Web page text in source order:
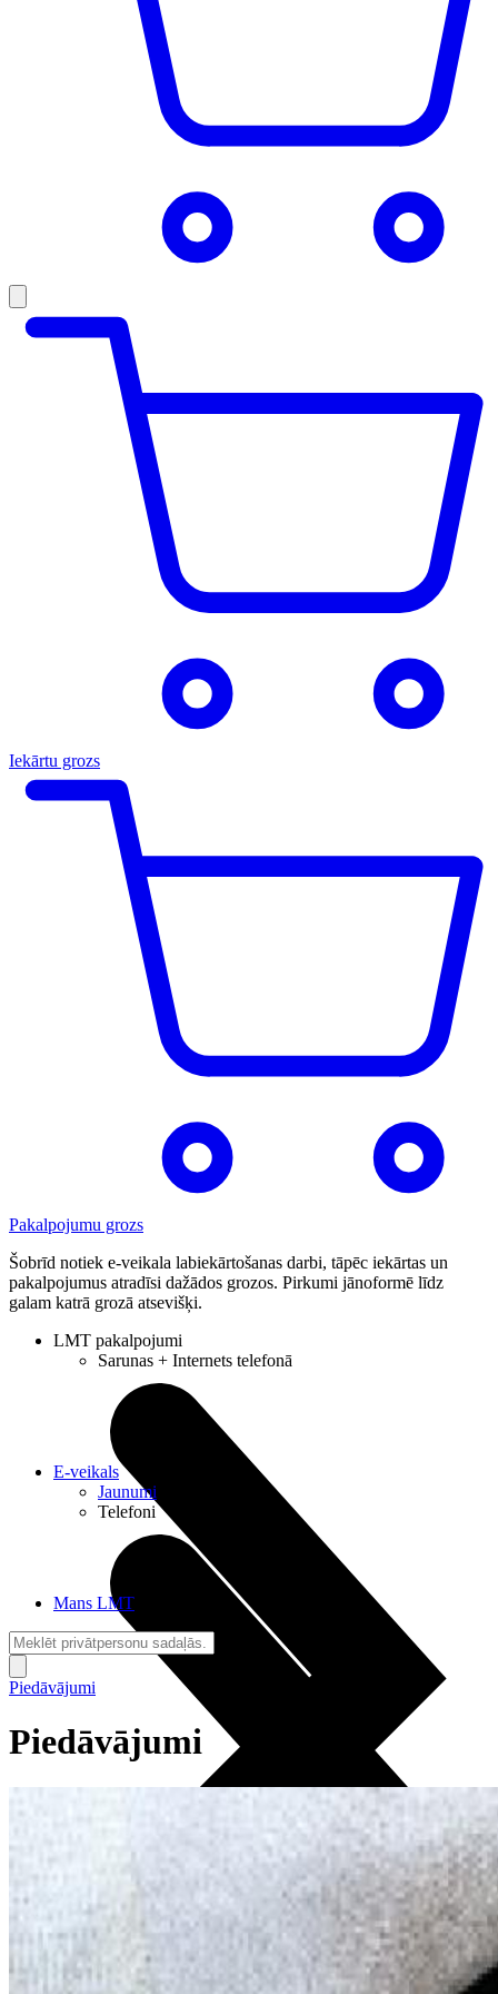
Iekārtu grozs
Pakalpojumu grozs
Šobrīd notiek e-veikala labiekārtošanas darbi, tāpēc iekārtas un
pakalpojumus atradīsi dažādos grozos. Pirkumi jānoformē līdz
galam katrā grozā atsevišķi.
LMT pakalpojumi
Sarunas + Internets telefonā
Sarunas + Internets
E-veikals
Jaunumi
Telefoni
Mans LMT
Piedāvājumi
Piedāvājumi